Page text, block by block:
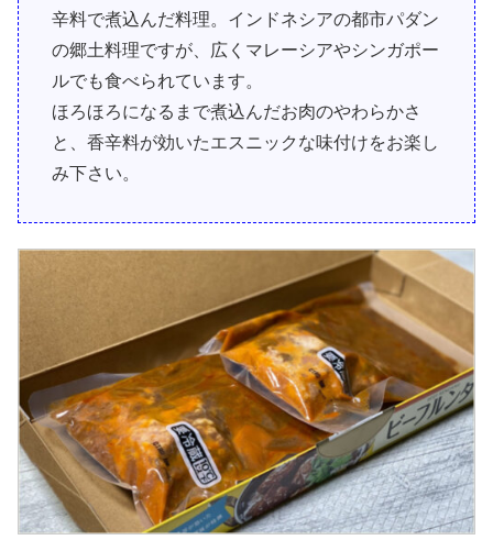
辛料で煮込んだ料理。インドネシアの都市パダン
の郷土料理ですが、広くマレーシアやシンガポー
ルでも食べられています。
ほろほろになるまで煮込んだお肉のやわらかさ
と、香辛料が効いたエスニックな味付けをお楽し
み下さい。